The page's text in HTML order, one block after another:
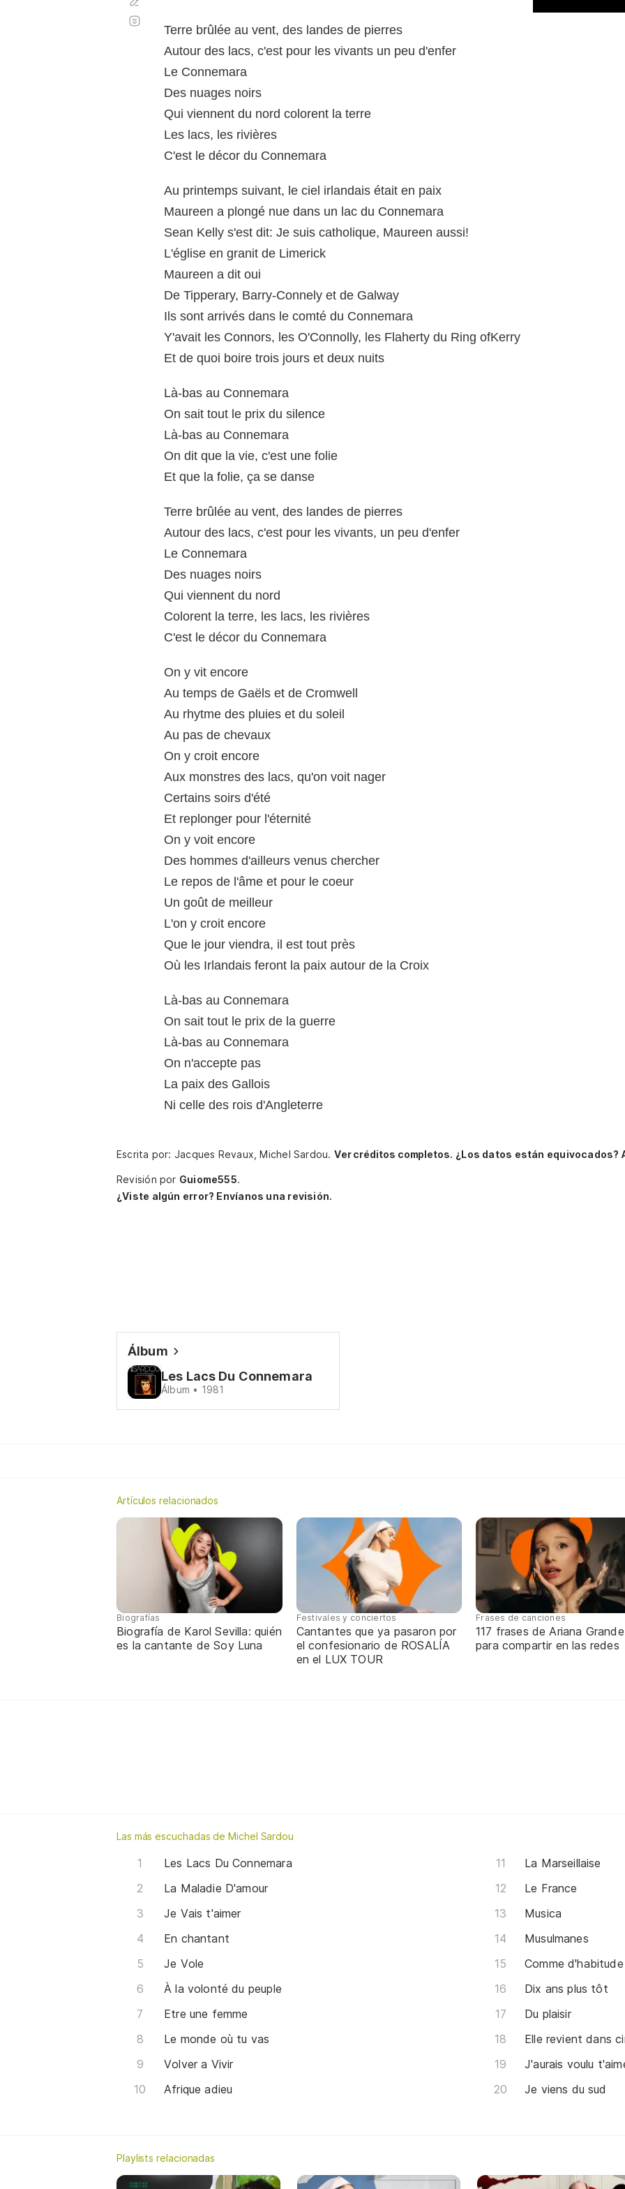
Terre brûlée au vent, des landes de pierres
Autour des lacs, c'est pour les vivants un peu d'enfer
Le Connemara
Des nuages noirs
Qui viennent du nord colorent la terre
Les lacs, les rivières
C'est le décor du Connemara
Au printemps suivant, le ciel irlandais était en paix
Maureen a plongé nue dans un lac du Connemara
Sean Kelly s'est dit: Je suis catholique, Maureen aussi!
L'église en granit de Limerick
Maureen a dit oui
De Tipperary, Barry-Connely et de Galway
Ils sont arrivés dans le comté du Connemara
Y'avait les Connors, les O'Connolly, les Flaherty du Ring ofKerry
Et de quoi boire trois jours et deux nuits
Là-bas au Connemara
On sait tout le prix du silence
Là-bas au Connemara
On dit que la vie, c'est une folie
Et que la folie, ça se danse
Terre brûlée au vent, des landes de pierres
Autour des lacs, c'est pour les vivants, un peu d'enfer
Le Connemara
Des nuages noirs
Qui viennent du nord
Colorent la terre, les lacs, les rivières
C'est le décor du Connemara
On y vit encore
Au temps de Gaëls et de Cromwell
Au rhytme des pluies et du soleil
Au pas de chevaux
On y croit encore
Aux monstres des lacs, qu'on voit nager
Certains soirs d'été
Et replonger pour l'éternité
On y voit encore
Des hommes d'ailleurs venus chercher
Le repos de l'âme et pour le coeur
Un goût de meilleur
L'on y croit encore
Que le jour viendra, il est tout près
Où les Irlandais feront la paix autour de la Croix
Là-bas au Connemara
On sait tout le prix de la guerre
Là-bas au Connemara
On n'accepte pas
La paix des Gallois
Ni celle des rois d'Angleterre
automático
Escrita por: Jacques Revaux, Michel Sardou. Ver créditos completos. ¿Los datos están equivocados?
Revisión por Guiome555.
¿Viste algún error? Envíanos una revisión.
Álbum
Les Lacs Du Connemara
Álbum • 1981
Artículos relacionados
Biografías
Biografía de Karol Sevilla: quién
es la cantante de Soy Luna
Festivales y conciertos
Cantantes que ya pasaron por
el confesionario de ROSALÍA
en el LUX TOUR
Frases de canciones
117 frases de Ariana Grande
para compartir en las redes
Las más escuchadas de Michel Sardou
Les Lacs Du Connemara
La Maladie D'amour
Je Vais t'aimer
En chantant
Je Vole
À la volonté du peuple
Etre une femme
Le monde où tu vas
Volver a Vivir
Afrique adieu
La Marseillaise
Le France
Musica
Musulmanes
Comme d'habitude
Dix ans plus tôt
Du plaisir
Elle revient dans
J'aurais voulu
Je viens du sud
Playlists relacionadas